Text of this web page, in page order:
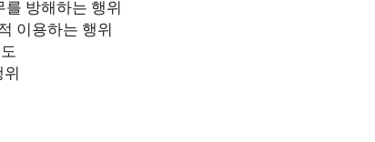
방해하는 행위
이용하는 행위